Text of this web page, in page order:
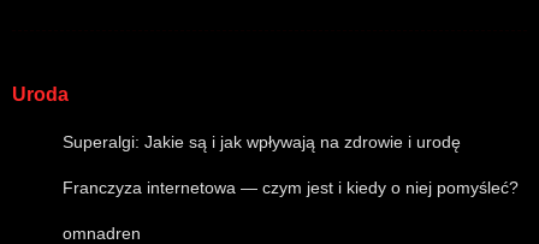
Uroda
Superalgi: Jakie są i jak wpływają na zdrowie i urodę
Franczyza internetowa — czym jest i kiedy o niej pomyśleć?
omnadren